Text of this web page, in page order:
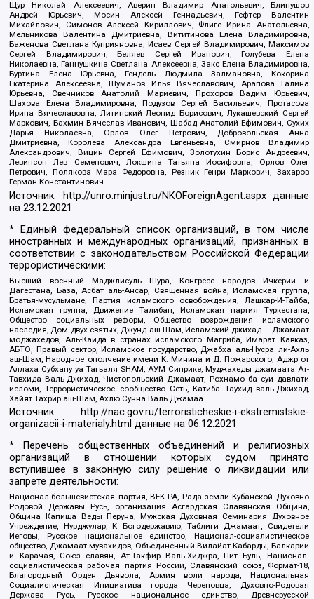
Щур Николай Алексеевич, Аверин Владимир Анатольевич, Блинушов
Андрей Юрьевич, Мосин Алексей Геннадьевич, Гефтер Валентин
Михайлович, Симонов Алексей Кириллович, Флиге Ирина Анатольевна,
Мельникова Валентина Дмитриевна, Вититинова Елена Владимировна,
Баженова Светлана Куприяновна, Исаев Сергей Владимирович, Максимов
Сергей Владимирович, Беляев Сергей Иванович, Голубева Елена
Николаевна, Ганнушкина Светлана Алексеевна, Закс Елена Владимировна,
Буртина Елена Юрьевна, Гендель Людмила Залмановна, Кокорина
Екатерина Алексеевна, Шуманов Илья Вячеславович, Арапова Галина
Юрьевна, Свечников Анатолий Мариевич, Прохоров Вадим Юрьевич,
Шахова Елена Владимировна, Подузов Сергей Васильевич, Протасова
Ирина Вячеславовна, Литинский Леонид Борисович, Лукашевский Сергей
Маркович, Бахмин Вячеслав Иванович, Шабад Анатолий Ефимович, Сухих
Дарья Николаевна, Орлов Олег Петрович, Добровольская Анна
Дмитриевна, Королева Александра Евгеньевна, Смирнов Владимир
Александрович, Вицин Сергей Ефимович, Золотухин Борис Андреевич,
Левинсон Лев Семенович, Локшина Татьяна Иосифовна, Орлов Олег
Петрович, Полякова Мара Федоровна, Резник Генри Маркович, Захаров
Герман Константинович
Источник: http://unro.minjust.ru/NKOForeignAgent.aspxданные
на23.12.2021
* Единый федеральный список организаций, в том числе
иностранных и международных организаций, признанных в
соответствии с законодательством Российской Федерации
террористическими:
Высший военный Маджлисуль Шура, Конгресс народов Ичкерии и
Дагестана, База, Асбат аль-Ансар, Священная война, Исламская группа,
Братья-мусульмане, Партия исламского освобождения, Лашкар-И-Тайба,
Исламская группа, Движение Талибан, Исламская партия Туркестана,
Общество социальных реформ, Общество возрождения исламского
наследия, Дом двух святых, Джунд аш-Шам, Исламский джихад – Джамаат
моджахедов, Аль-Каида в странах исламского Магриба, Имарат Кавказ,
АБТО, Правый сектор, Исламское государство, Джабха аль-Нусра ли-Ахль
аш-Шам, Народное ополчение имени К. Минина и Д. Пожарского, Аджр от
Аллаха Субхану уа Тагьаля SHAM, АУМ Синрике, Муджахеды джамаата Ат-
Тавхида Валь-Джихад, Чистопольский Джамаат, Рохнамо ба суи давлати
исломи, Террористическое сообщество Сеть, Катиба Таухид валь-Джихад,
Хайят Тахрир аш-Шам, Ахлю Сунна Валь Джамаа
Источник:
http://nac.gov.ru/terroristicheskie-i-ekstremistskie-
organizacii-i-materialy.html данные на06.12.2021
* Перечень общественных объединений и религиозных
организаций в отношении которых судом принято
вступившее в законную силу решение о ликвидации или
запрете деятельности:
Национал-большевистская партия, ВЕК РА, Рада земли Кубанской Духовно
Родовой Державы Русь, организация Асгардская Славянская Община,
Община Капища Веды Перуна, Мужская Духовная Семинария Духовное
Учреждение, Нурджулар, К Богодержавию, Таблиги Джамаат, Свидетели
Иеговы, Русское национальное единство, Национал-социалистическое
общество, Джамаат мувахидов, Объединенный Вилайат Кабарды, Балкарии
и Карачая, Союз славян, Ат-Такфир Валь-Хиджра, Пит Буль, Национал-
социалистическая рабочая партия России, Славянский союз, Формат-18,
Благородный Орден Дьявола, Армия воли народа, Национальная
Социалистическая Инициатива города Череповца, Духовно-Родовая
Держава Русь, Русское национальное единство, Древнерусской